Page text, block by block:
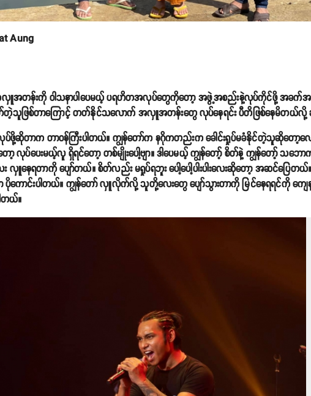
Aung
လှူအတန်းကို ဝါသနာပါပေမယ့် ပရဟိတအလုပ်တွေကိုတော့ အဖွဲ့အစည်းနဲ့လုပ်ကိုင်ဖို့ အခက်အ
သူဖြစ်တာကြောင့် တတ်နိုင်သလောက် အလှူအတန်းတွေ လုပ်နေရင်း ပီတိဖြစ်နေမိတယ်လို့
ဆိုတာက တာဝန်ကြီးပါတယ်။ ကျွန်တော်က နဂိုကတည်းက ခေါင်းရှုပ်မခံနိုင်တဲ့သူဆိုတော့လ
ော့ လုပ်ပေးမယ့်လူ ရှိရင်တော့ တစ်မျိုးပေါ့ဗျာ။ ဒါပေမယ့် ကျွန်တော့် စိတ်နဲ့ ကျွန်တော့် သဘ
နေရတာကို ပျော်တယ်။ စိတ်လည်း မရှုပ်ရဘူး ပေါ့ပေါ့ပါးပါးလေးဆိုတော့ အဆင်ပြေတ
ောင်းပါတယ်။ ကျွန်တော် လှူလိုက်လို့ သူတို့လေးတွေ ပျော်သွားတာကို မြင်နေရရင်ကို ကျ
တယ်။